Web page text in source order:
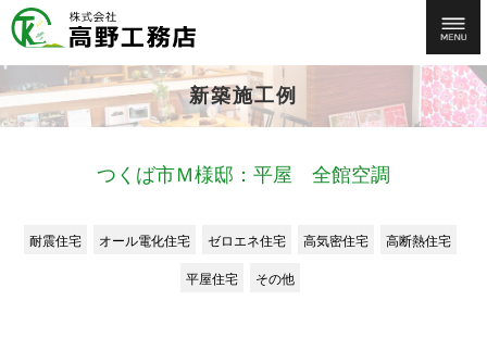
新築施工例
つくば市Ｍ様邸：平屋 全館空調
耐震住宅 オール電化住宅 ゼロエネ住宅 高気密住宅 高断熱住宅
平屋住宅 その他